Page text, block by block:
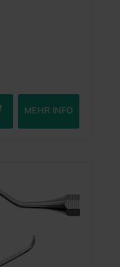
MEHR INFO